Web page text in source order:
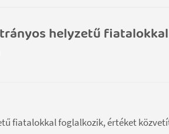
helyzetű
fiatalokkal foglalkozik, értéket